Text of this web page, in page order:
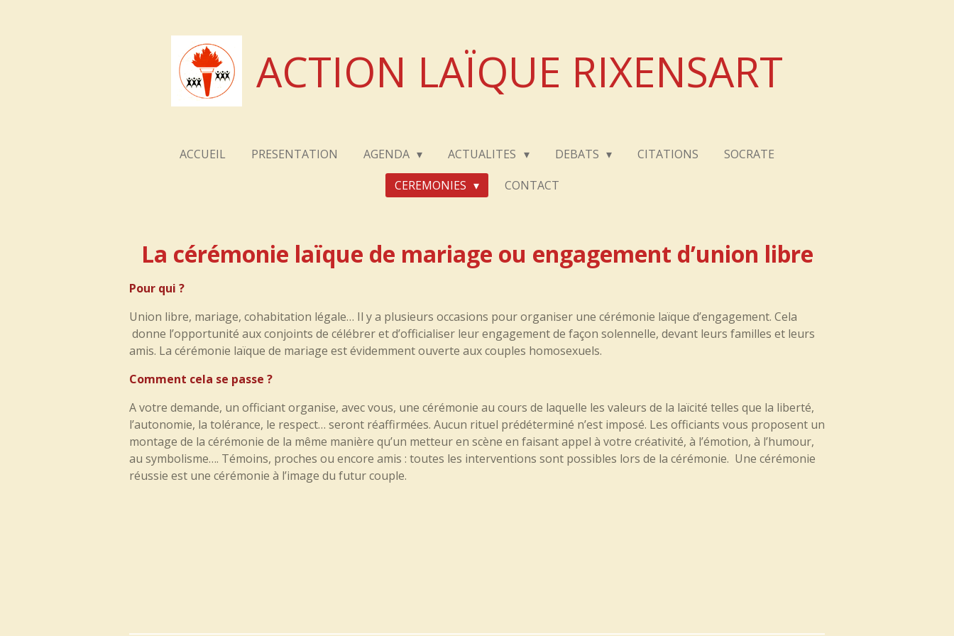
ACTION LAÏQUE RIXENSART
ACCUEIL PRESENTATION AGENDA ACTUALITES DEBATS CITATIONS
SOCRATE
CEREMONIES
CONTACT
La cérémonie laïque de mariage ou engagement d’union libre
Pour qui ?
Union libre, mariage, cohabitation légale… Il y a plusieurs occasions pour organiser une cérémonie laïque d’engagement. Cela
donne l’opportunité aux conjoints de célébrer et d’officialiser leur engagement de façon solennelle, devant leurs familles et leurs
amis. La cérémonie laïque de mariage est évidemment ouverte aux couples homosexuels.
Comment cela se passe ?
A votre demande, un officiant organise, avec vous, une cérémonie au cours de laquelle les valeurs de la laïcité telles que la liberté,
l’autonomie, la tolérance, le respect… seront réaffirmées. Aucun rituel prédéterminé n’est imposé. Les officiants vous proposent un
montage de la cérémonie de la même manière qu’un metteur en scène en faisant appel à votre créativité, à l’émotion, à l’humour,
au symbolisme…. Témoins, proches ou encore amis : toutes les interventions sont possibles lors de la cérémonie. Une cérémonie
réussie est une cérémonie à l’image du futur couple.